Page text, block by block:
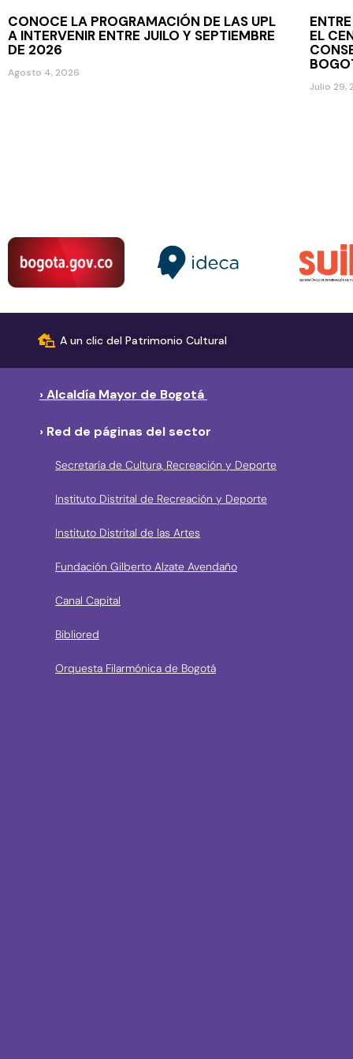
CONOCE LA PROGRAMACIÓN DE LAS UPL
A INTERVENIR ENTRE JUILO Y SEPTIEMBRE
DE 2026
Agosto 4, 2026
EL
Julio 29,
A un clic del Patrimonio Cultural
› Alcaldía Mayor de Bogotá
› Red de páginas del sector
Secretaría de Cultura, Recreación y Deporte
Instituto Distrital de Recreación y Deporte
Instituto Distrital de las Artes
Fundación Gilberto Alzate Avendaño
Canal Capital
Bibliored
Orquesta Filarmónica de Bogotá